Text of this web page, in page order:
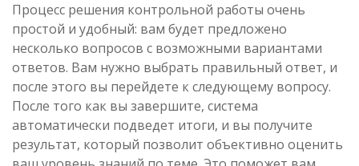
Процесс решения контрольной работы очень
простой и удобный: вам будет предложено
несколько вопросов с возможными вариантами
ответов. Вам нужно выбрать правильный ответ, и
после этого вы перейдете к следующему вопросу.
После того как вы завершите, система
автоматически подведет итоги, и вы получите
результат, который позволит объективно оценить